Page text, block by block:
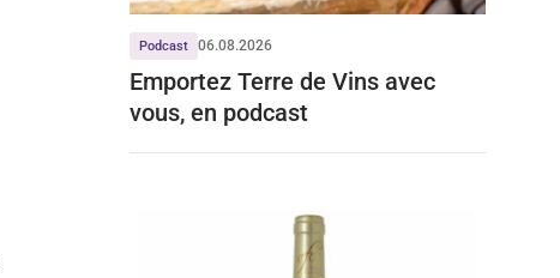
Podcast 06.08.2026
Emportez Terre de Vins avec
vous, en podcast